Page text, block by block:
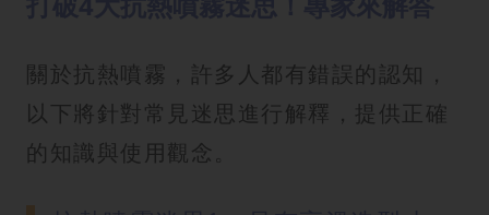
關於抗熱噴霧，許多人都有錯誤的認知，
以下將針對常見迷思進行解釋，提供正確
的知識與使用觀念。